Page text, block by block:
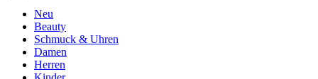
Neu
Beauty
Schmuck & Uhren
Damen
Herren